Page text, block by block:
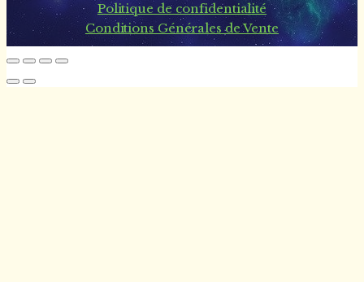
Politique de confidentialité
Conditions Générales de Vente